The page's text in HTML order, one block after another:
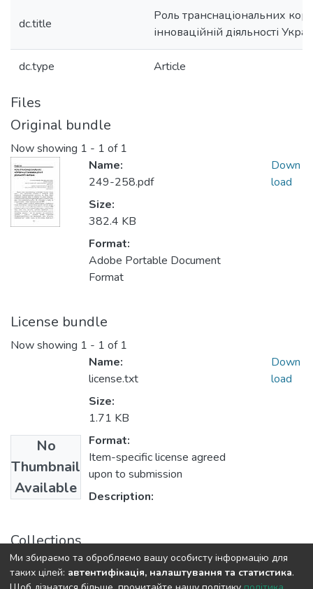
dc.title
Роль транснаціональних
інноваційній діяльності
dc.type Article
Files
Original bundle
Now showing 1 - 1 of 1
Name:
249-258.pdf
Size:
382.4 KB
Format:
Adobe Portable Document
Format
Down
load
License bundle
Now showing 1 - 1 of 1
No
Thumbnail
Available
Name:
license.txt
Size:
1.71 KB
Format:
Item-specific license agreed
upon to submission
Description:
Down
load
Collections
Статті та доповіді ЕПФ
Ми збираємо та обробляємо вашу особисту інформацію для
таких цілей: автентифікація, налаштування та статистика.